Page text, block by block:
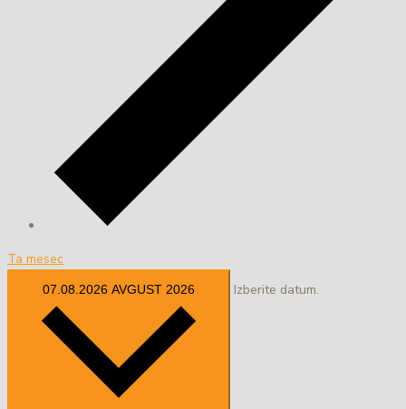
Ta mesec
07.08.2026 AVGUST 2026 Izberite datum.